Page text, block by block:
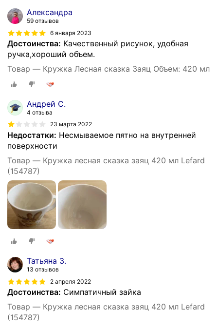
Александра
59 отзывов
6 января 2023
Достоинства: Качественный рисунок, удобная
ручка,хороший объем.
Товар — Кружка Лесная сказка Заяц Объем: 420 мл
Андрей С.
4 отзыва
23 марта 2022
Недостатки: Несмываемое пятно на внутренней
поверхности
Товар — Кружка лесная сказка заяц 420 мл Lefard
(154787)
Татьяна З.
13 отзывов
2 апреля 2022
Достоинства: Симпатичный зайка
Товар — Кружка лесная сказка заяц 420 мл Lefard
(154787)